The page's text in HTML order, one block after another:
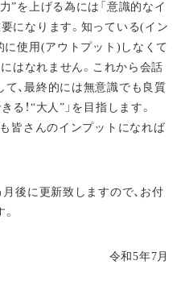
”を上げる為には「意識的なイ
になります。知っている(イン
に使用(アウトプット)しなくて
にはなれません。これから会話
、最終的には無意識でも良質
！“大人”」を目指します。
皆さんのインプットになれば
後に更新致しますので、お付
令和5年7月